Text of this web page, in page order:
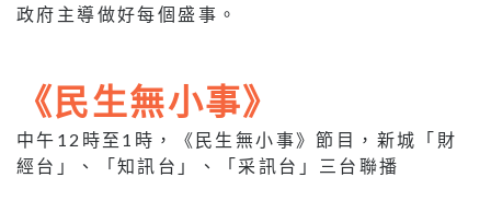
政府主導做好每個盛事。
《民生無小事》
中午12時至1時，《民生無小事》節目，新城「財
經台」、「知訊台」、「采訊台」三台聯播